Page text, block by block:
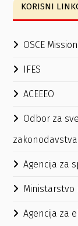
KORISNI
OSCE
IFES
ACEEEO
Odbor za
zakonodavstva
Agencija za
Ministarstvo
Agencija za